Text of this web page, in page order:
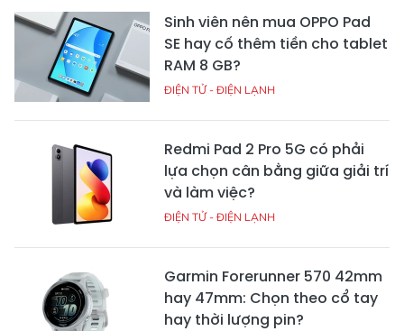
Sinh viên nên mua OPPO Pad
SE hay cố thêm tiền cho tablet
RAM 8 GB?
ĐIỆN TỬ - ĐIỆN LẠNH
Redmi Pad 2 Pro 5G có phải
lựa chọn cân bằng giữa giải trí
và làm việc?
ĐIỆN TỬ - ĐIỆN LẠNH
Garmin Forerunner 570 42mm
hay 47mm: Chọn theo cổ tay
hay thời lượng pin?